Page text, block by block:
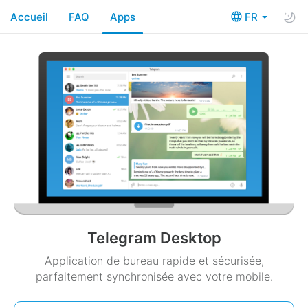
FR
Accueil FAQ Apps
Telegram Desktop
Application de bureau rapide et sécurisée,
parfaitement synchronisée avec votre mobile.